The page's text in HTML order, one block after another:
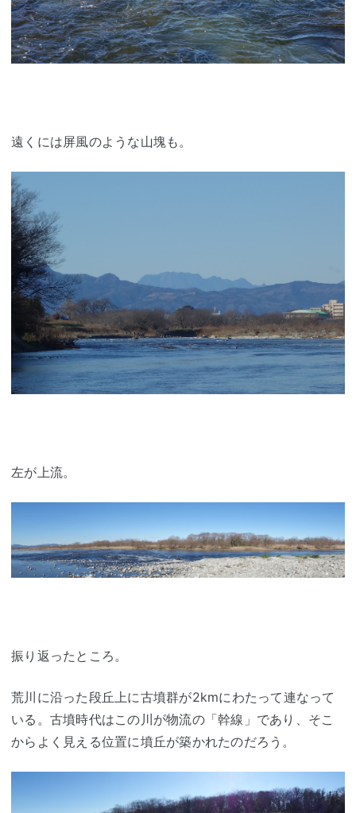
遠くには屏風のような山塊も。
左が上流。
振り返ったところ。
荒川に沿った段丘上に古墳群が2kmにわたって連なって
いる。古墳時代はこの川が物流の「幹線」であり、そこ
からよく見える位置に墳丘が築かれたのだろう。